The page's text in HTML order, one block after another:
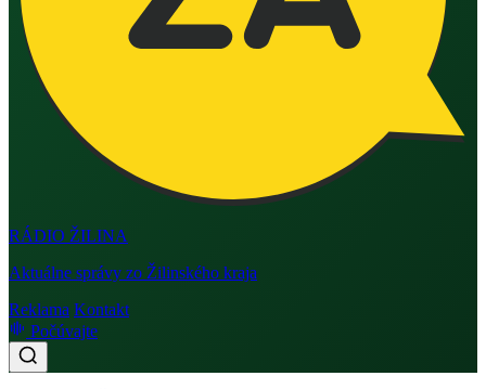
RÁDIO ŽILINA
Aktuálne správy zo Žilinského kraja
Reklama Kontakt
Počúvajte